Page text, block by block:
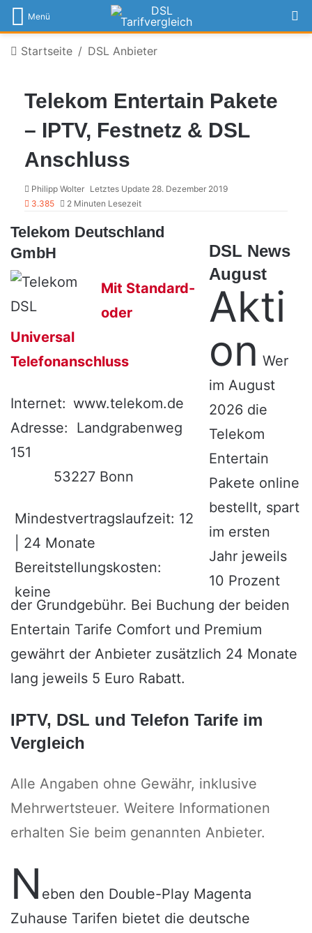
Menü
Startseite / DSL Anbieter
Telekom Entertain Pakete
– IPTV, Festnetz & DSL
Anschluss
Philipp Wolter Letztes Update 28. Dezember 2019
3.385
2 Minuten Lesezeit
Telekom Deutschland
GmbH
Mit Standard-
oder
Universal
Telefonanschluss
Internet: www.telekom.de
Adresse:
Landgrabenweg
151
53227 Bonn
Mindestvertragslaufzeit: 12
| 24 Monate
Bereitstellungskosten:
keine
DSL News
August
Akti
on Wer
im August
2026 die
Telekom
Entertain
Pakete online
bestellt, spart
im ersten
Jahr jeweils
10 Prozent
der Grundgebühr. Bei Buchung der beiden
Entertain Tarife Comfort und Premium
gewährt der Anbieter zusätzlich 24 Monate
lang jeweils 5 Euro Rabatt.
IPTV, DSL und Telefon Tarife im
Vergleich
Alle Angaben ohne Gewähr, inklusive
Mehrwertsteuer. Weitere Informationen
erhalten Sie beim genannten Anbieter.
N eben den Double-Play Magenta
Zuhause Tarifen bietet die deutsche